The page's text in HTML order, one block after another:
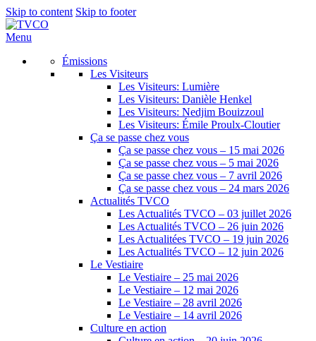
Skip to content Skip to footer
Menu
Émissions
Les Visiteurs
Les Visiteurs: Lumière
Les Visiteurs: Danièle Henkel
Les Visiteurs: Nedjim Bouizzoul
Les Visiteurs: Émile Proulx-Cloutier
Ça se passe chez vous
Ça se passe chez vous – 15 mai 2026
Ça se passe chez vous – 5 mai 2026
Ça se passe chez vous – 7 avril 2026
Ça se passe chez vous – 24 mars 2026
Actualités TVCO
Les Actualités TVCO – 03 juillet 2026
Les Actualités TVCO – 26 juin 2026
Les Actualitées TVCO – 19 juin 2026
Les Actualités TVCO – 12 juin 2026
Le Vestiaire
Le Vestiaire – 25 mai 2026
Le Vestiaire – 12 mai 2026
Le Vestiaire – 28 avril 2026
Le Vestiaire – 14 avril 2026
Culture en action